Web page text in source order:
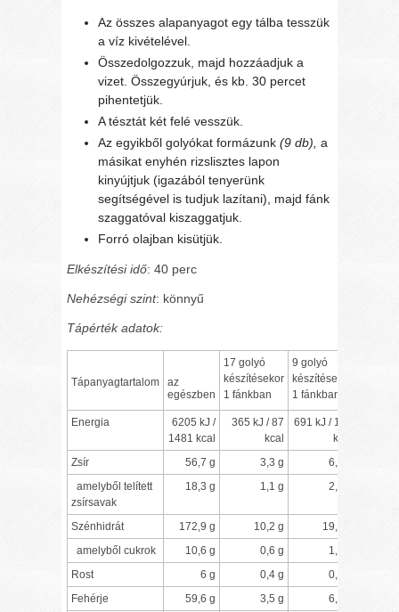
Az összes alapanyagot egy tálba tesszük
a víz kivételével.
Összedolgozzuk, majd hozzáadjuk a
vizet. Összegyúrjuk, és kb. 30 percet
pihentetjük.
A tésztát két felé vesszük.
Az egyikből golyókat formázunk(9 db), a
másikat enyhén rizslisztes lapon
kinyújtjuk (igazából tenyerünk
segítségével is tudjuk lazítani), majd fánk
szaggatóval kiszaggatjuk.
Forró olajban kisütjük.
Elkészítési idő: 40 perc
Nehézségi szint: könnyű
Tápérték adatok:
Tápanyagtartalom
az
egészben
17 golyó
készítésekor
1 fánkban
9 golyó
készítésekor
1 fánkban
Energia
6205 kJ /
1481 kcal
365 kJ / 87
kcal
691 kJ / 165
kcal
Zsír
56,7 g 3,3 g
6,3 g
amelyből telített
zsírsavak
18,3 g 1,1 g 2,0 g
Szénhidrát 172,9 g 10,2 g
19,2 g
amelyből cukrok
10,6 g 0,6 g
1,2 g
Rost
6 g 0,4 g
0,7 g
Fehérje
59,6 g 3,5 g
6,6 g